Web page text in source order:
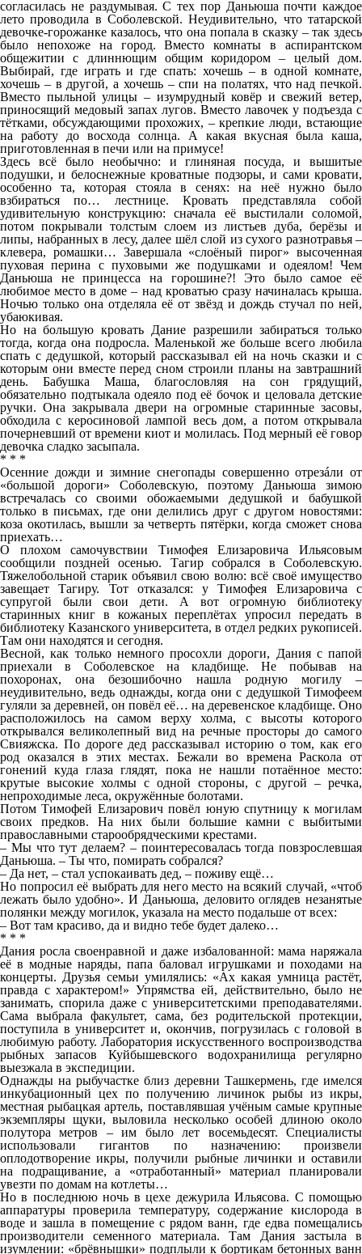
согласилась не раздумывая. С тех пор Даньюша почти каждое
лето проводила в Соболевской. Неудивительно, что татарской
девочке-горожанке казалось, что она попала в сказку – так здесь
было непохоже на город. Вместо комнаты в аспирантском
общежитии с длиннющим общим коридором – целый дом.
Выбирай, где играть и где спать: хочешь – в одной комнате,
хочешь – в другой, а хочешь – спи на полатях, что над печкой.
Вместо пыльной улицы – изумрудный ковёр и свежий ветер,
приносящий медовый запах лугов. Вместо лавочек у подъезда с
тётками, обсуждающими прохожих, – крепкие люди, встающие
на работу до восхода солнца. А какая вкусная была каша,
приготовленная в печи или на примусе!
Здесь всё было необычно: и глиняная посуда, и вышитые
подушки, и белоснежные кроватные подзоры, и сами кровати,
особенно та, которая стояла в сенях: на неё нужно было
взбираться по… лестнице. Кровать представляла собой
удивительную конструкцию: сначала её выстилали соломой,
потом покрывали толстым слоем из листьев дуба, берёзы и
липы, набранных в лесу, далее шёл слой из сухого разнотравья –
клевера, ромашки… Завершала «слоёный пирог» высоченная
пуховая перина с пуховыми же подушками и одеялом! Чем
Даньюша не принцесса на горошине?! Это было самое её
любимое место в доме – над кроватью сразу начиналась крыша.
Ночью только она отделяла её от звёзд и дождь стучал по ней,
убаюкивая.
Но на большую кровать Дание разрешили забираться только
тогда, когда она подросла. Маленькой же больше всего любила
спать с дедушкой, который рассказывал ей на ночь сказки и с
которым они вместе перед сном строили планы на завтрашний
день. Бабушка Маша, благословляя на сон грядущий,
обязательно подтыкала одеяло под её бочок и целовала детские
ручки. Она закрывала двери на огромные старинные засовы,
обходила с керосиновой лампой весь дом, а потом открывала
почерневший от времени киот и молилась. Под мерный её говор
девочка сладко засыпала.
* * *
Осенние дожди и зимние снегопады совершенно отрезáли от
«большой дороги» Соболевскую, поэтому Даньюша зимою
встречалась со своими обожаемыми дедушкой и бабушкой
только в письмах, где они делились друг с другом новостями:
коза окотилась, вышли за четверть пятёрки, когда сможет снова
приехать…
О плохом самочувствии Тимофея Елизаровича Ильясовым
сообщили поздней осенью. Тагир собрался в Соболевскую.
Тяжелобольной старик объявил свою волю: всё своё имущество
завещает Тагиру. Тот отказался: у Тимофея Елизаровича с
супругой были свои дети. А вот огромную библиотеку
старинных книг в кожаных переплётах упросил передать в
библиотеку Казанского университета, в отдел редких рукописей.
Там они находятся и сегодня.
Весной, как только немного просохли дороги, Дания с папой
приехали в Соболевское на кладбище. Не побывав на
похоронах, она безошибочно нашла родную могилу –
неудивительно, ведь однажды, когда они с дедушкой Тимофеем
гуляли за деревней, он повёл её… на деревенское кладбище. Оно
расположилось на самом верху холма, с высоты которого
открывался великолепный вид на речные просторы до самого
Свияжска. По дороге дед рассказывал историю о том, как его
род оказался в этих местах. Бежали во времена Раскола от
гонений куда глаза глядят, пока не нашли потаённое место:
крутые высокие холмы с одной стороны, с другой – речка,
непроходимые леса, окружённые болотами.
Потом Тимофей Елизарович повёл юную спутницу к могилам
своих предков. На них были большие камни с выбитыми
православными старообрядческими крестами.
– Мы что тут делаем? – поинтересовалась тогда повзрослевшая
Даньюша. – Ты что, помирать собрался?
– Да нет, – стал успокаивать дед, – поживу ещё…
Но попросил её выбрать для него место на всякий случай, «чтоб
лежать было удобно». И Даньюша, деловито оглядев незанятые
полянки между могилок, указала на место подальше от всех:
– Вот там красиво, да и видно тебе будет далеко…
* * *
Дания росла своенравной и даже избалованной: мама наряжала
её в модные наряды, папа баловал игрушками и походами на
концерты. Друзья семьи умилялись: «Ах какая умница растёт,
правда с характером!» Упрямства ей, действительно, было не
занимать, спорила даже с университетскими преподавателями.
Сама выбрала факультет, сама, без родительской протекции,
поступила в университет и, окончив, погрузилась с головой в
любимую работу. Лаборатория искусственного воспроизводства
рыбных запасов Куйбышевского водохранилища регулярно
выезжала в экспедиции.
Однажды на рыбучастке близ деревни Ташкермень, где имелся
инкубационный цех по получению личинок рыбы из икры,
местная рыбацкая артель, поставлявшая учёным самые крупные
экземпляры щуки, выловила несколько особей длиною около
полутора метров – им было лет восемьдесят. Специалисты
использовали гигантов по назначению: произвели
оплодотворение икры, получили рыбные личинки и оставили
на подращивание, а «отработанный» материал планировали
увезти по домам на котлеты…
Но в последнюю ночь в цехе дежурила Ильясова. С помощью
аппаратуры проверила температуру, содержание кислорода в
воде и зашла в помещение с рядом ванн, где едва помещались
производители семенного материала. Там Дания застыла в
изумлении: «брёвнышки» подплыли к бортикам бетонных ванн